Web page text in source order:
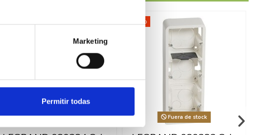
Marketing
Permitir todas
Fuera de stock
-51%
Fuera de stock